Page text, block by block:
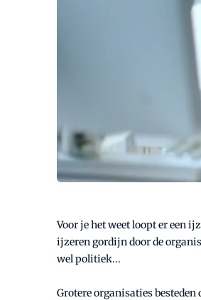
Voor je het weet loopt er een
ijzeren gordijn door de
wel politiek...
Grotere organisaties